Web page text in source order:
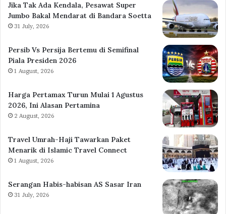
Jika Tak Ada Kendala, Pesawat Super
Jumbo Bakal Mendarat di Bandara Soetta
31 July, 2026
Persib Vs Persija Bertemu di Semifinal
Piala Presiden 2026
1 August, 2026
Harga Pertamax Turun Mulai 1 Agustus
2026, Ini Alasan Pertamina
2 August, 2026
Travel Umrah-Haji Tawarkan Paket
Menarik di Islamic Travel Connect
1 August, 2026
Serangan Habis-habisan AS Sasar Iran
31 July, 2026